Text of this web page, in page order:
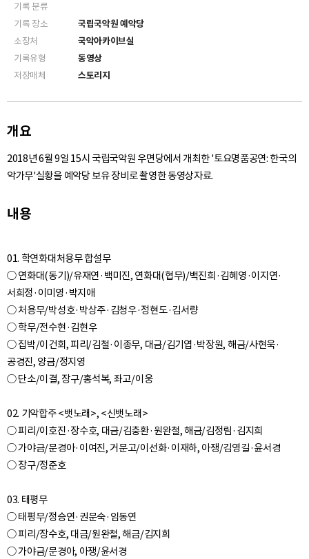
기록 분류
기록 장소
국립국악원 예악당
소장처
국악아카이브실
기록유형
동영상
저장매체
스토리지
개요
2018년 6월 9일 15시 국립국악원 우면당에서 개최한 '토요명품공연: 한국의
악가무'실황을 예악당 보유 장비로 촬영한 동영상자료.
내용
01. 학연화대처용무 합설무
○ 연화대(동기)/유재연·백미진, 연화대(협무)/백진희·김혜영·이지연·
서희정·이미영·박지애
○ 처용무/박성호·박상주·김청우·정현도·김서량
○ 학무/전수현·김현우
○ 집박/이건회, 피리/김철·이종무, 대금/김기엽·박장원, 해금/사현욱·
공경진, 양금/정지영
○ 단소/이결, 장구/홍석복, 좌고/이웅
02. 기악합주 <뱃노래>, <신뱃노래>
○ 피리/이호진·장수호, 대금/김충환·원완철, 해금/김정림·김지희
○ 가야금/문경아·이여진, 거문고/이선화·이재하, 아쟁/김영길·윤서경
○ 장구/정준호
03. 태평무
○ 태평무/정승연·권문숙·임동연
○ 피리/장수호, 대금/원완철, 해금/김지희
○ 가야금/문경아, 아쟁/윤서경